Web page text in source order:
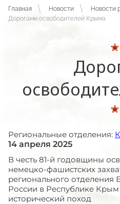
Главная Новости
Новости
Дорогами освободителей Крыма
Региональные отделения:
14 апреля 2025
В честь 81-й годовщины
немецко-фашистских
регионального отделения
России в Республике
исторический поход